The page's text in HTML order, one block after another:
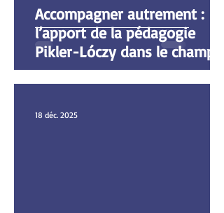
Accompagner autrement :
l’apport de la pédagogie
Pikler-Lóczy dans le champ
du polyhandicap
18 déc. 2025